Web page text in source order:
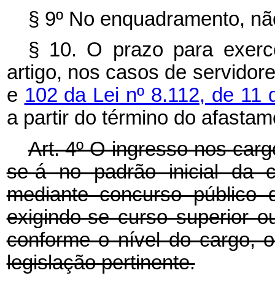
§ 9º No enquadramento,
§ 10. O prazo para
artigo, nos casos de
e 102 da Lei nº 8.112, de
a partir do término do
Art. 4º O ingresso nos
se-á no padrão inicial da
mediante concurso
exigindo-se curso superior
conforme o nível do cargo,
legislação pertinente.